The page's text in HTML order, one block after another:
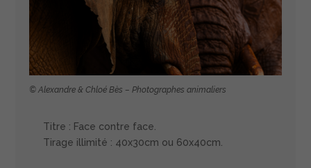
© Alexandre & Chloé Bès – Photographes animaliers
Titre : Face contre face.
Tirage illimité : 40x30cm ou 60x40cm.